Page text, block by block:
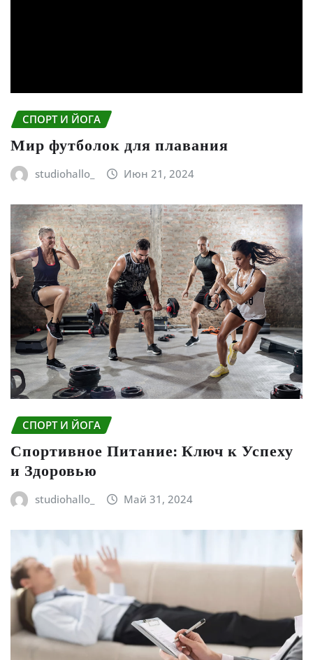
СПОРТ И ЙОГА
Мир футболок для плавания
studiohallo_ Июн 21, 2024
СПОРТ И ЙОГА
Спортивное Питание: Ключ к Успеху
и Здоровью
studiohallo_ Май 31, 2024